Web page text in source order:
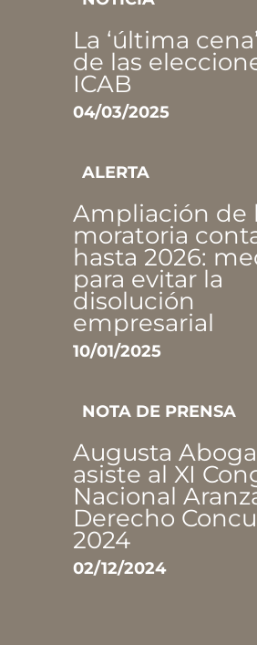
La ‘última
de las
ICAB
04/03/2025
ALERTA
Ampliación de
moratoria
hasta 2026:
para evitar la
disolución
empresarial
10/01/2025
NOTA DE PRENSA
Augusta
asiste al XI
Nacional
Derecho
2024
02/12/2024